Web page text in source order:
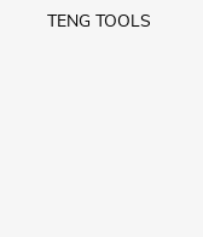
TENG TOOLS